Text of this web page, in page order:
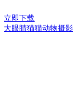
立即下载
大眼睛猫猫动物摄影